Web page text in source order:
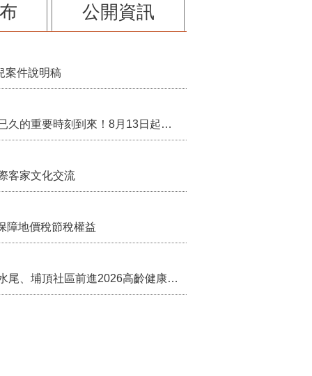
公開資訊
案件說明稿
客家文化交流
障地價稅節稅權益
苗栗農村綠色照顧成果登上全國舞台！ 後龍水尾、埔頂社區前進2026高齡健康產業博覽會